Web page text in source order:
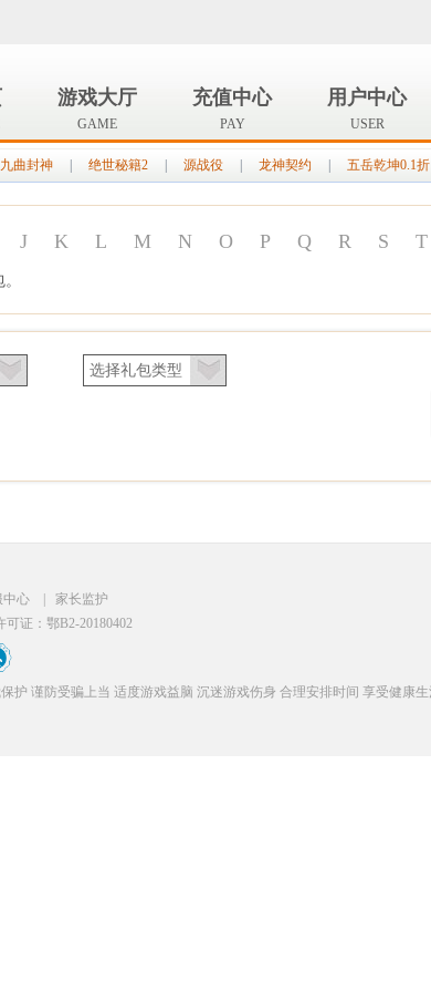
游戏大厅
GAME
充值中心
PAY
用户中心
USER
九曲封神 绝世秘籍2 源战役 龙神契约 五岳乾坤0.1折
J K L M N O P Q R S T
中心
家长监护
证：鄂B2-20180402
护 谨防受骗上当 适度游戏益脑 沉迷游戏伤身 合理安排时间 享受健康